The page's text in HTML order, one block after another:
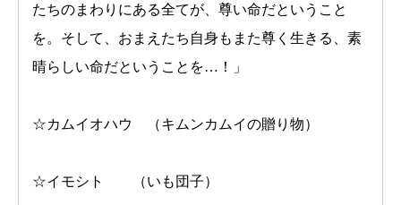
たちのまわりにある全てが、尊い命だということ
を。そして、おまえたち自身もまた尊く生きる、素
晴らしい命だということを…！」
☆カムイオハウ （キムンカムイの贈り物）
☆イモシト （いも団子）